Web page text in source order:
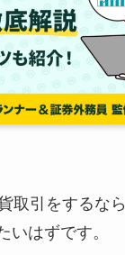
取引をするな
いはずです。